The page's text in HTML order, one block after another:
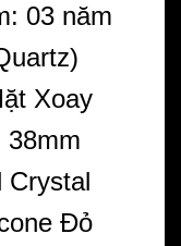
03 năm
Xoay
Crystal
Đỏ